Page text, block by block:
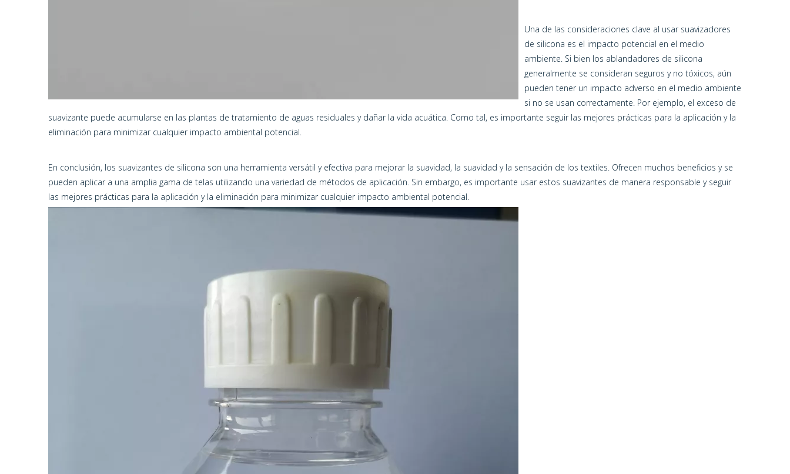
Una de las consideraciones clave al usar suavizadores
de silicona es el impacto potencial en el medio
ambiente. Si bien los ablandadores de silicona
generalmente se consideran seguros y no tóxicos, aún
pueden tener un impacto adverso en el medio ambiente
si no se usan correctamente. Por ejemplo, el exceso de
suavizante puede acumularse en las plantas de tratamiento de aguas residuales y dañar la vida acuática. Como tal, es importante seguir las mejores prácticas para la aplicación y la
eliminación para minimizar cualquier impacto ambiental potencial.
En conclusión, los suavizantes de silicona son una herramienta versátil y efectiva para mejorar la suavidad, la suavidad y la sensación de los textiles. Ofrecen muchos beneficios y se
pueden aplicar a una amplia gama de telas utilizando una variedad de métodos de aplicación. Sin embargo, es importante usar estos suavizantes de manera responsable y seguir
las mejores prácticas para la aplicación y la eliminación para minimizar cualquier impacto ambiental potencial.